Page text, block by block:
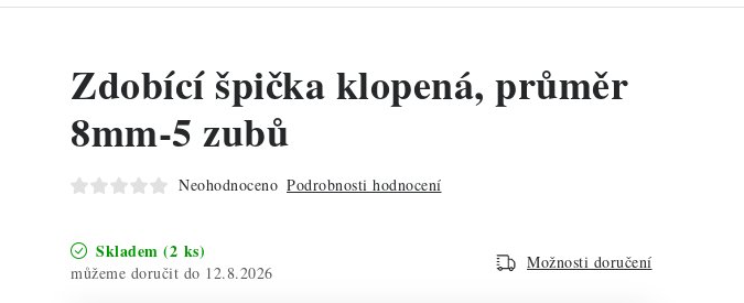
Zdobící špička klopená, průměr
8mm-5 zubů
Neohodnoceno Podrobnosti hodnocení
Skladem (2 ks)
12.8.2026
Možnosti doručení